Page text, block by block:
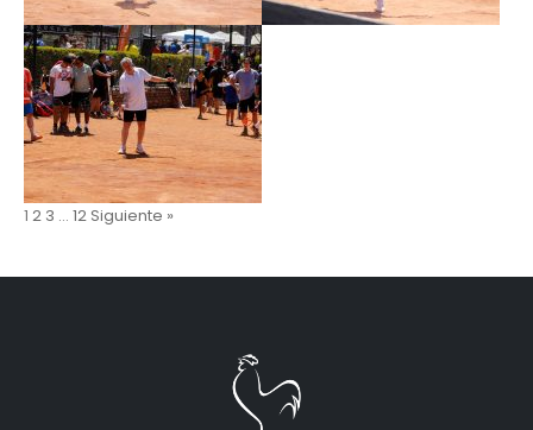
1 2 3 … 12 Siguiente »